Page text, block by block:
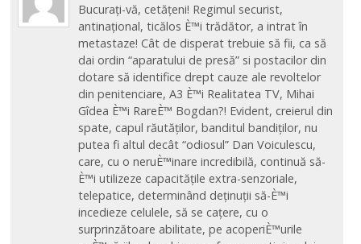
Bucurați-vă, cetățeni! Regimul securist,
antinațional, ticălos È™i trădător, a intrat în
metastaze! Cât de disperat trebuie să fii, ca să
dai ordin “aparatului de presă” si postacilor din
dotare să identifice drept cauze ale revoltelor
din penitenciare, A3 È™i Realitatea TV, Mihai
Gîdea È™i RareÈ™ Bogdan?! Evident, creierul din
spate, capul răutăților, banditul bandiților, nu
putea fi altul decât “odiosul” Dan Voiculescu,
care, cu o neruÈ™inare incredibilă, continuă să-
È™i utilizeze capacitățile extra-senzoriale,
telepatice, determinând deținuții să-È™i
incedieze celulele, să se cațere, cu o
surprinzătoare abilitate, pe acoperiÈ™urile